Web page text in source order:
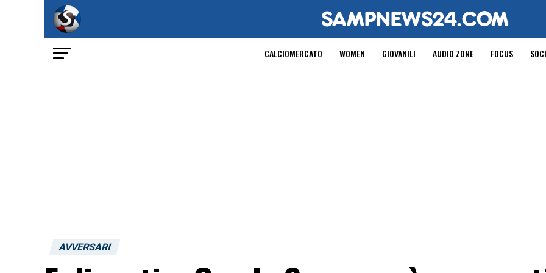
CALCIOMERCATO WOMEN GIOVANILI AUDIO ZONE FOCUS
AVVERSARI